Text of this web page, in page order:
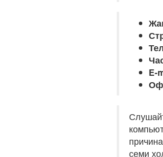
E-
семи